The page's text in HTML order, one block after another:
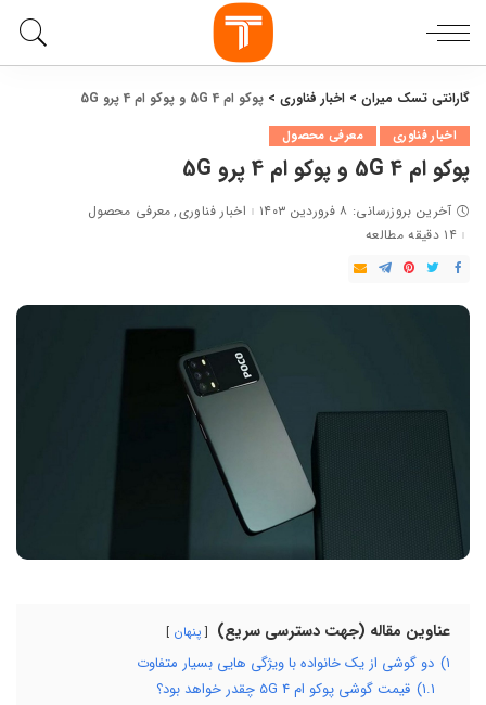
گارانتی تسک میران > اخبار فناوری > پوکو ام 4 5G و پوکو ام 4 پرو 5G
اخبار فناوری معرفی محصول
پوکو ام 4 5G و پوکو ام 4 پرو 5G
آخرین بروزرسانی: ۸ فروردین ۱۴۰۳ اخبار فناوری معرفی محصول
۱۴ دقیقه مطالعه
عناوین مقاله (جهت دسترسی سریع) پنهان
۱) دو گوشی از یک خانواده با ویژگی هایی بسیار متفاوت
۱.۱) قیمت گوشی پوکو ام 4 5G چقدر خواهد بود؟